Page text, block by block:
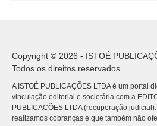
Copyright © 2026 - ISTOÉ
Todos os direitos reservados.
A ISTOÉ PUBLICAÇÕES LTDA é um portal
vinculação editorial e societária com a
PUBLICACÕES LTDA (recuperação
realizamos cobranças e que também não